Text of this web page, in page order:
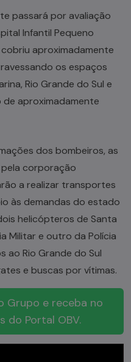
passará por avaliação
Infantil Pequeno
aproximadamente
os espaços
Rio Grande do Sul e
de aproximadamente
dos bombeiros, as
corporação
a realizar transportes
às demandas do estado
helicópteros de Santa
Militar e outro da Polícia
ao Rio Grande do Sul
e buscas por vítimas.
Grupo e receba no
do Portal OBV.